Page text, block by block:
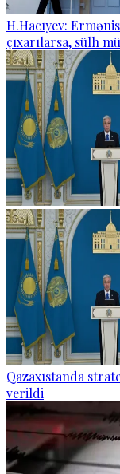
H.Hacıyev:
çıxarılarsa, sülh
Qazaxıstanda
verildi